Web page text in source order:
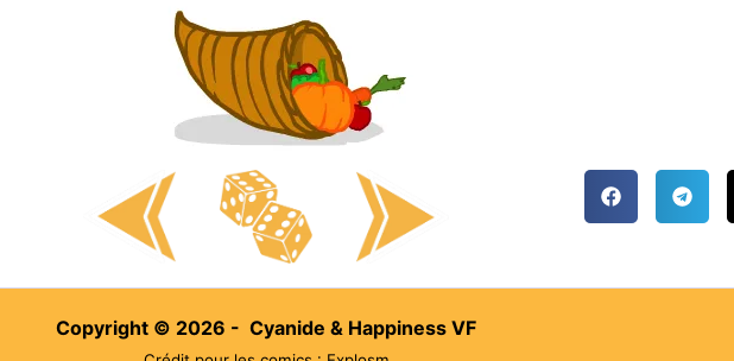
Copyright © 2026 - Cyanide & Happiness VF